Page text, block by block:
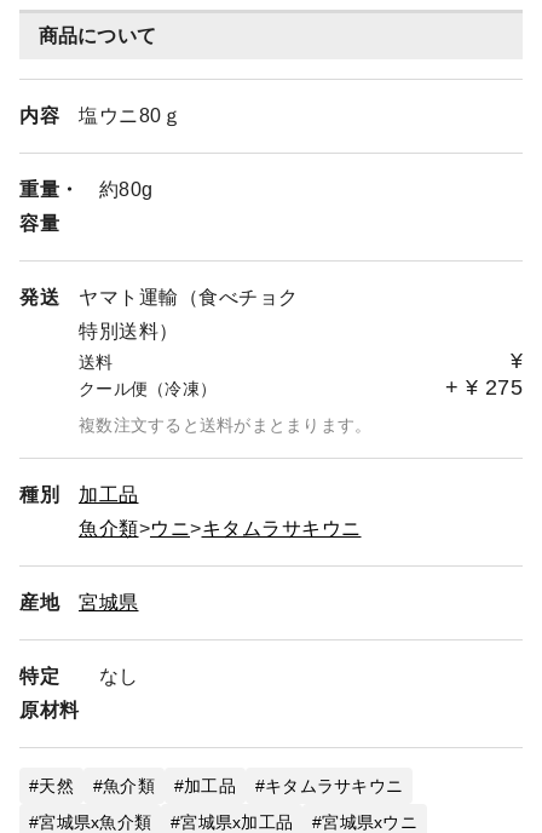
商品について
内容 塩ウニ80ｇ
重量・
容量
約80g
発送
ヤマト運輸（食べチョク
特別送料）
送料 ¥
クール便（冷凍） + ¥ 275
複数注文すると送料がまとまります。
種別
加工品
魚介類
ウニ キタムラサキウニ
産地 宮城県
特定
原材料
なし
天然 魚介類 加工品
キタムラサキウニ
宮城県x魚介類
宮城県x加工品
宮城県xウニ